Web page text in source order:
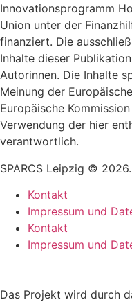
Innovationsprogramm
Union unter der
finanziert. Die
Inhalte dieser
Autorinnen. Die Inhalte
Meinung der
Europäische
Verwendung der hier
verantwortlich.
SPARCS Leipzig ©
Kontakt
Impressum und
Kontakt
Impressum und
Das Projekt wird durch